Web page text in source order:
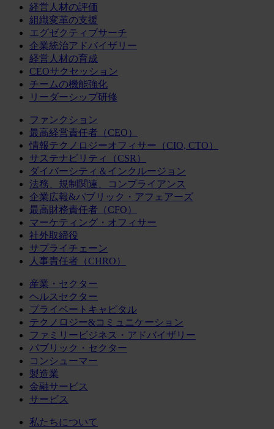
経営人材の評価
組織変革の支援
エグゼクティブサーチ
企業統治アドバイザリー
経営人材の育成
CEOサクセッション
チームの機能強化
リーダーシップ研修
ファンクション
最高経営責任者（CEO）
情報テクノロジーオフィサー（CIO, CTO）
サステナビリティ（CSR）
ダイバーシティ＆インクルージョン
法務、規制関連、コンプライアンス
企業広報&パブリック・アフェアーズ
最高財務責任者（CFO）
マーケティング・オフィサー
社外取締役
サプライチェーン
人事責任者（CHRO）
産業・セクター
ヘルスセクター
プライベートキャピタル
テクノロジー&コミュニケーション
ファミリービジネス・アドバイザリー
パブリック・セクター
コンシューマー
製造業
金融サービス
サービス
私たちについて